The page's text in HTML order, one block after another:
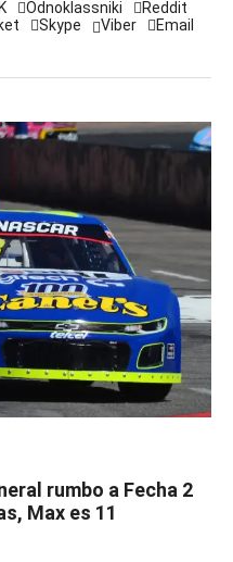
Odnoklassniki
Reddit
Skype Viber Email
rumbo a Fecha 2
Max es 11